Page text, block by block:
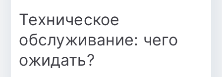
Техническое
обслуживание: чего
ожидать?